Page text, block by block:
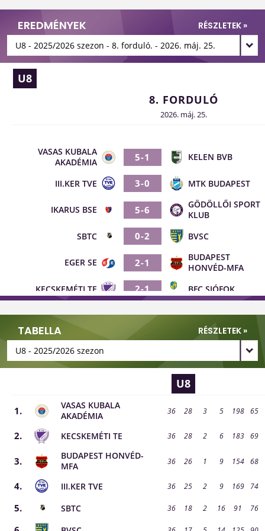
EREDMÉNYEK RÉSZLETEK »
U8
8. FORDULÓ
2026. máj. 25.
VASAS KUBALA
AKADÉMIA
5-1 KELEN BVB
III.KER TVE 3-0 MTK BUDAPEST
IKARUS BSE 5-6
GÖDÖLLŐI SPORT
KLUB
SBTC
0-2 BVSC
EGER SE 2-1
BUDAPEST
HONVÉD-MFA
KECSKEMÉTI TE
2-1
BFC SIÓFOK
AKADÉMIA
1-3 SBTC
III.KER TVE 6-1
BUDAPEST
DIÓSGYŐRI VTK
3-1
KELEN BVB
KLUB
BFC SIÓFOK
MTK BUDAPEST
SBTC
TABELLA RÉSZLETEK »
U8
1.
VASAS KUBALA
AKADÉMIA
36 28 3 5 198 65
2. KECSKEMÉTI TE 36 28 2 6 183 69
3.
BUDAPEST HONVÉD-
MFA
36 26 1 9 154 68
4. III.KER TVE 36 25 2 9 169 74
5. SBTC 36 18 2 16 91 76